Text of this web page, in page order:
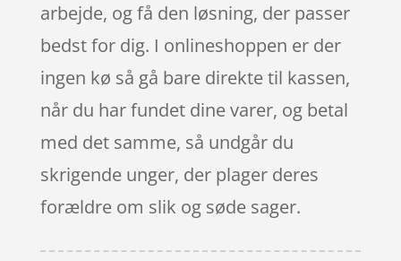
arbejde, og få den løsning, der passer
bedst for dig. I onlineshoppen er der
ingen kø så gå bare direkte til kassen,
når du har fundet dine varer, og betal
med det samme, så undgår du
skrigende unger, der plager deres
forældre om slik og søde sager.